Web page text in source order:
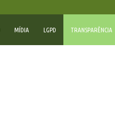
MÍDIA LGPD TRANSPARÊNCIA